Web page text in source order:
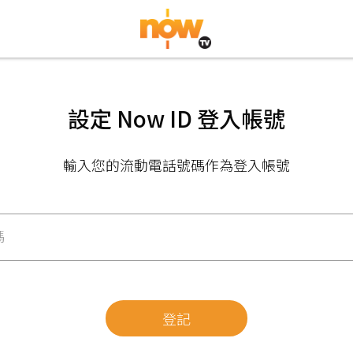
設定 Now ID 登入帳號
輸入您的流動電話號碼作為登入帳號
登記